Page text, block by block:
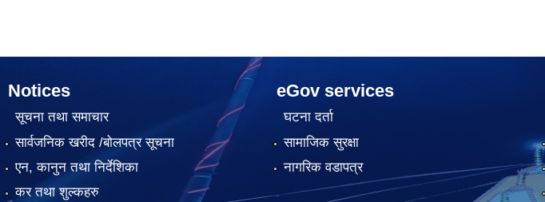
Notices
सूचना तथा समाचार
सार्वजनिक खरीद /बोलपत्र सूचना
एन, कानुन तथा निर्देशिका
कर तथा शुल्कहरु
eGov services
घटना दर्ता
सामाजिक सुरक्षा
नागरिक वडापत्र